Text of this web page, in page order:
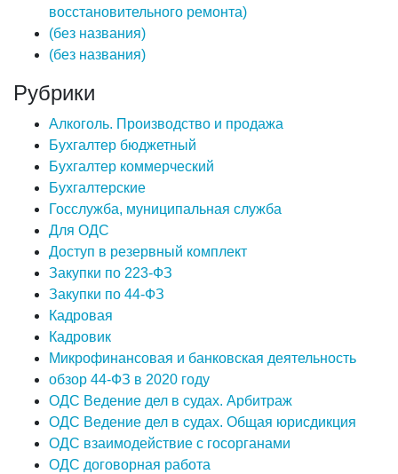
восстановительного ремонта)
(без названия)
(без названия)
Рубрики
Алкоголь. Производство и продажа
Бухгалтер бюджетный
Бухгалтер коммерческий
Бухгалтерские
Госслужба, муниципальная служба
Для ОДС
Доступ в резервный комплект
Закупки по 223-ФЗ
Закупки по 44-ФЗ
Кадровая
Кадровик
Микрофинансовая и банковская деятельность
обзор 44-ФЗ в 2020 году
ОДС Ведение дел в судах. Арбитраж
ОДС Ведение дел в судах. Общая юрисдикция
ОДС взаимодействие с госорганами
ОДС договорная работа